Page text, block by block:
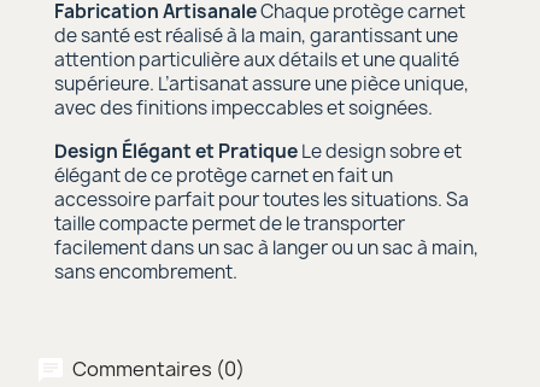
Fabrication ArtisanaleChaque protège carnet
de santé est réalisé à la main, garantissant une
attention particulière aux détails et une qualité
supérieure. L’artisanat assure une pièce unique,
avec des finitions impeccables et soignées.
Design Élégant et PratiqueLe design sobre et
élégant de ce protège carnet en fait un
accessoire parfait pour toutes les situations. Sa
taille compacte permet de le transporter
facilement dans un sac à langer ou un sac à main,
sans encombrement.
Commentaires (0)